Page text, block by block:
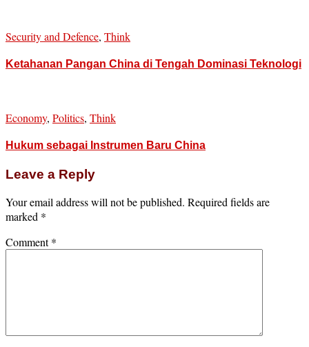
Security and Defence, Think
Ketahanan Pangan China di Tengah Dominasi Teknologi
Economy, Politics, Think
Hukum sebagai Instrumen Baru China
Leave a Reply
Your email address will not be published. Required fields are
marked *
Comment*